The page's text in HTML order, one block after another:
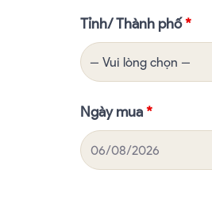
Tỉnh/ Thành phố*
Ngày mua*